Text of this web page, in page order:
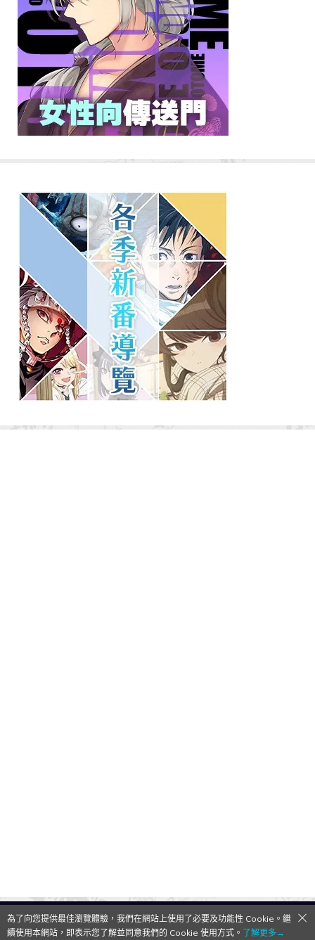
QooApp Limited © 2026
為了向您提供最佳瀏覽體驗，我們在網站上使用了必要及功能性 Cookie。繼
續使用本網站，即表示您了解並同意我們的 Cookie 使用方式。 了解更多→